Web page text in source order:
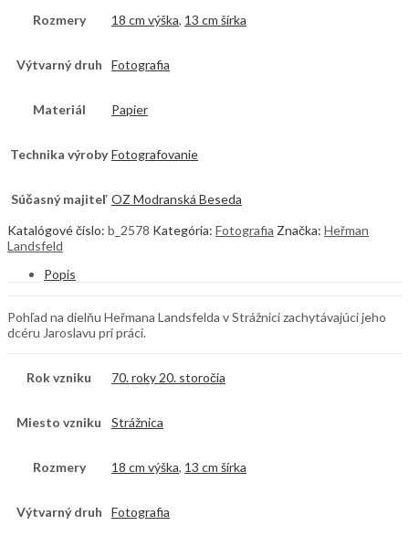
Rozmery 18 cm výška, 13 cm šírka
Výtvarný druh Fotografia
Materiál Papier
Technika výroby Fotografovanie
Súčasný majiteľ OZ Modranská Beseda
Katalógové číslo: b_2578 Kategória: Fotografia Značka: Heřman
Landsfeld
Popis
Pohľad na dielňu Heřmana Landsfelda v Strážnici zachytávajúci jeho
dcéru Jaroslavu pri práci.
Rok vzniku 70. roky 20. storočia
Miesto vzniku Strážnica
Rozmery 18 cm výška, 13 cm šírka
Výtvarný druh Fotografia